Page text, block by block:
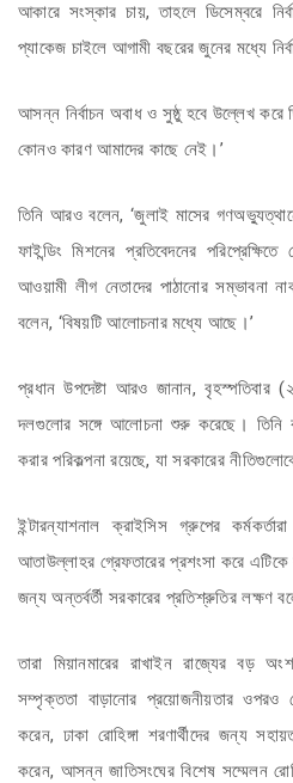
আকারে সংস্কার চায়, তাহলে ডিসেম্বরে
প্যাকেজ চাইলে আগামী বছরের জুনের মধ্যে
আসন্ন নির্বাচন অবাধ ও সুষ্ঠু হবে উল্লেখ করে
কোনও কারণ আমাদের কাছে নেই।’
তিনি আরও বলেন, ‘জুলাই মাসের
ফাইন্ডিং মিশনের প্রতিবেদনের
আওয়ামী লীগ নেতাদের পাঠানোর সম্ভাবনা
বলেন, ‘বিষয়টি আলোচনার মধ্যে আছে।’
প্রধান উপদেষ্টা আরও জানান, বৃহস্পতিবার
দলগুলোর সঙ্গে আলোচনা শুরু করেছে। তিনি
করার পরিকল্পনা রয়েছে, যা সরকারের
ইন্টারন্যাশনাল ক্রাইসিস গ্রুপের
আতাউল্লাহর গ্রেফতারের প্রশংসা করে এটিকে
জন্য অন্তর্বর্তী সরকারের প্রতিশ্রুতির লক্ষণ
তারা মিয়ানমারের রাখাইন রাজ্যের বড়
সম্পৃক্ততা বাড়ানোর প্রয়োজনীয়তার
করেন, ঢাকা রোহিঙ্গা শরণার্থীদের জন্য
করেন, আসন্ন জাতিসংঘের বিশেষ সম্মেলন